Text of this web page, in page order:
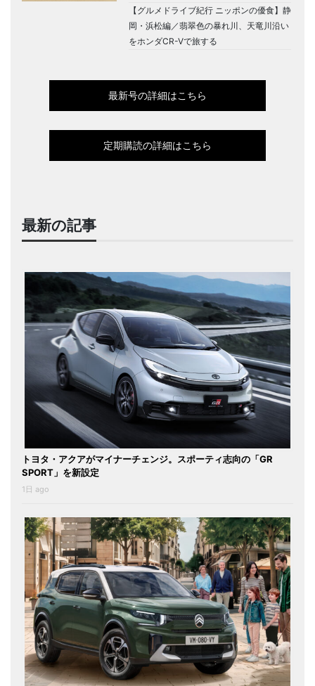
【グルメドライブ紀行 ニッポンの優食】静
岡・浜松編／翡翠色の暴れ川、天竜川沿い
をホンダCR-Vで旅する
最新号の詳細はこちら
定期購読の詳細はこちら
最新の記事
トヨタ・アクアがマイナーチェンジ。スポーティ志向の「GR
SPORT」を新設定
1日 ago